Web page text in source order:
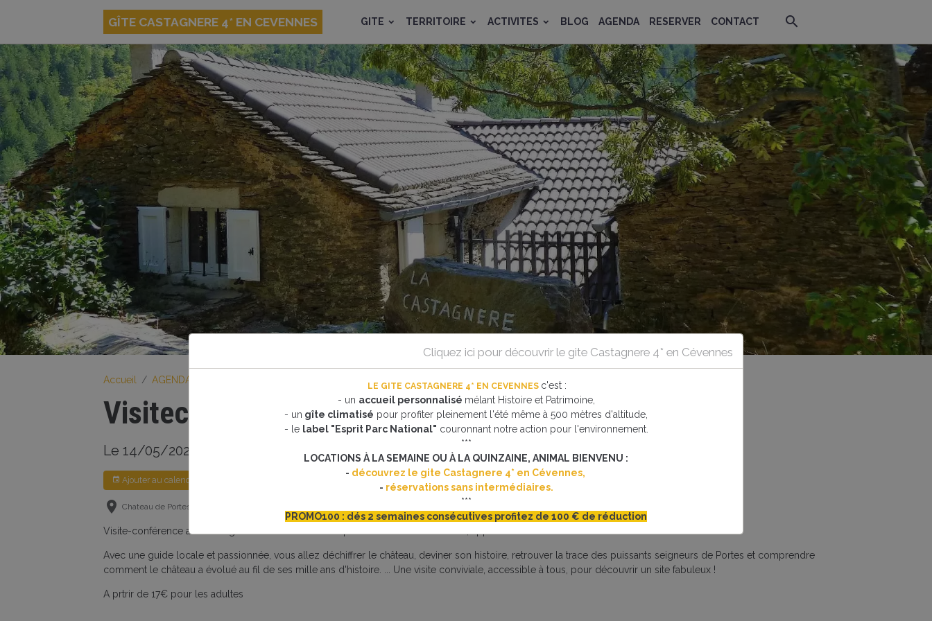
GÎTE CASTAGNERE 4* EN CEVENNES GITE TERRITOIRE ACTIVITES BLOG AGENDA RESERVER CONTACT
Accueil AGENDA
Visiteconférence du Chateau de Portes
Le 14/05/2023 - Chaque semaine jusqu'au : 29/05/2023
Ajouter au calendrier
Chateau de Portes
Visite-conférence avec une guide-conférencière du splendide château de Portes, appelé "le vaisseau des Cévennes"
Avec une guide locale et passionnée, vous allez déchiffrer le château, deviner son histoire, retrouver la trace des puissants seigneurs de Portes et comprendre
comment le château a évolué au fil de ses mille ans d'histoire. ... Une visite conviviale, accessible à tous, pour découvrir un site fabuleux !
A prtrir de 17€ pour les adultes
Cliquez ici pour découvrir le gite Castagnere 4* en Cévennes
LE GITE CASTAGNERE 4* EN CEVENNES c'est :
- un accueil personnalisé mélant Histoire et Patrimoine,
- un gîte climatisé pour profiter pleinement l'été même à 500 mètres d'altitude,
- le label "Esprit Parc National" couronnant notre action pour l'environnement.
***
LOCATIONS À LA SEMAINE OU À LA QUINZAINE, ANIMAL BIENVENU :
- découvrez le gite Castagnere 4* en Cévennes,
- réservations sans intermédiaires.
***
PROMO100 : dés 2 semaines consécutives profitez de 100 € de réduction